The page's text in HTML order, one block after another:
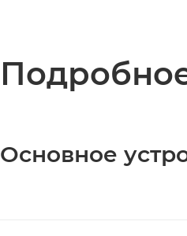
Основное